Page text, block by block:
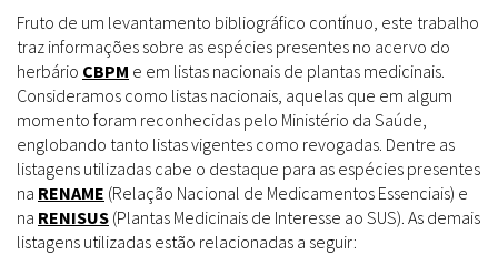
Fruto de um levantamento bibliográfico contínuo, este trabalho
traz informações sobre as espécies presentes no acervo do
herbário CBPM e em listas nacionais de plantas medicinais.
Consideramos como listas nacionais, aquelas que em algum
momento foram reconhecidas pelo Ministério da Saúde,
englobando tanto listas vigentes como revogadas. Dentre as
listagens utilizadas cabe o destaque para as espécies presentes
na RENAME (Relação Nacional de Medicamentos Essenciais) e
na RENISUS (Plantas Medicinais de Interesse ao SUS). As demais
listagens utilizadas estão relacionadas a seguir: